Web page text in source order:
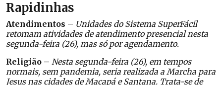
Rapidinhas
Atendimentos – Unidades do Sistema SuperFácil
retomam atividades de atendimento presencial nesta
segunda-feira (26), mas só por agendamento.
Religião – Nesta segunda-feira (26), em tempos
normais, sem pandemia, seria realizada a Marcha para
Jesus nas cidades de Macapá e Santana. Trata-se de